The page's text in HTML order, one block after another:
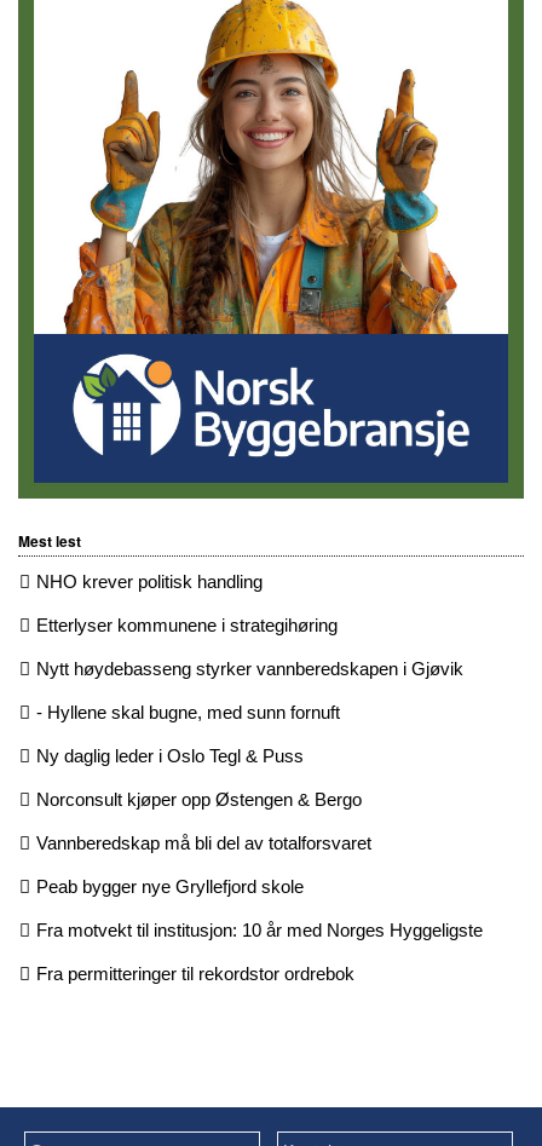
Mest lest
NHO krever politisk handling
Etterlyser kommunene i strategihøring
Nytt høydebasseng styrker vannberedskapen i Gjøvik
- Hyllene skal bugne, med sunn fornuft
Ny daglig leder i Oslo Tegl & Puss
Norconsult kjøper opp Østengen & Bergo
Vannberedskap må bli del av totalforsvaret
Peab bygger nye Gryllefjord skole
Fra motvekt til institusjon: 10 år med Norges Hyggeligste
Fra permitteringer til rekordstor ordrebok